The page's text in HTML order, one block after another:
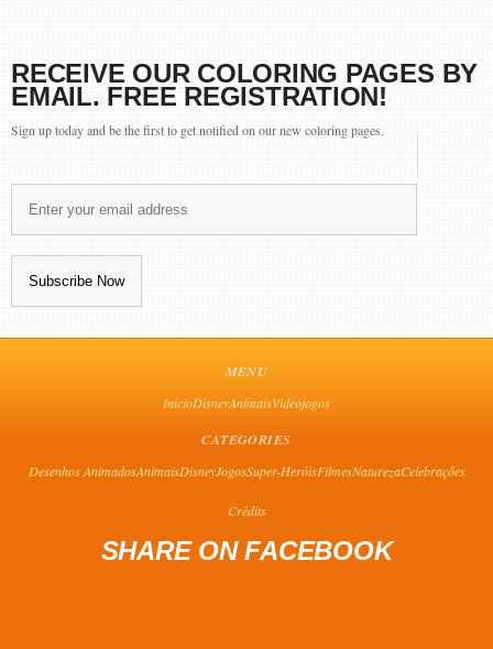
RECEIVE OUR COLORING PAGES BY
EMAIL. FREE REGISTRATION!
Sign up today and be the first to get notified on our new coloring pages.
MENU
InícioDisneyAnimaisVideojogos
CATEGORIES
Desenhos AnimadosAnimaisDisneyJogosSuper-HeróisFilmesNaturezaCelebrações
Crédits
SHARE ON FACEBOOK